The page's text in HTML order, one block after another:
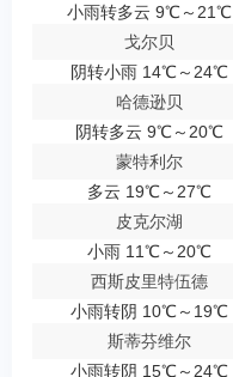
小雨转多云 9℃～21℃
戈尔贝
阴转小雨 14℃～24℃
哈德逊贝
阴转多云 9℃～20℃
蒙特利尔
多云 19℃～27℃
皮克尔湖
小雨 11℃～20℃
西斯皮里特伍德
小雨转阴 10℃～19℃
斯蒂芬维尔
小雨转阴 15℃～24℃